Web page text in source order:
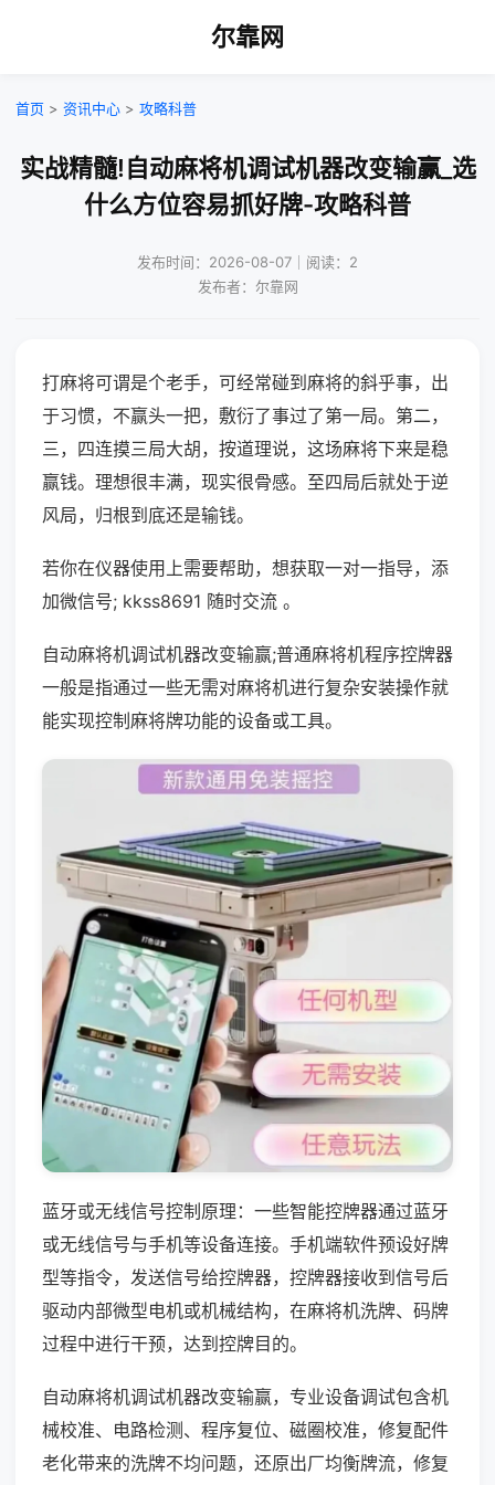
尔靠网
首页 > 资讯中心 > 攻略科普
实战精髓!自动麻将机调试机器改变输赢_选
什么方位容易抓好牌-攻略科普
发布时间：2026-08-07｜阅读：2
发布者：尔靠网
打麻将可谓是个老手，可经常碰到麻将的斜乎事，出
于习惯，不赢头一把，敷衍了事过了第一局。第二，
三，四连摸三局大胡，按道理说，这场麻将下来是稳
赢钱。理想很丰满，现实很骨感。至四局后就处于逆
风局，归根到底还是输钱。
若你在仪器使用上需要帮助，想获取一对一指导，添
加微信号; kkss8691 随时交流 。
自动麻将机调试机器改变输赢;普通麻将机程序控牌器
一般是指通过一些无需对麻将机进行复杂安装操作就
能实现控制麻将牌功能的设备或工具。
蓝牙或无线信号控制原理：一些智能控牌器通过蓝牙
或无线信号与手机等设备连接。手机端软件预设好牌
型等指令，发送信号给控牌器，控牌器接收到信号后
驱动内部微型电机或机械结构，在麻将机洗牌、码牌
过程中进行干预，达到控牌目的。
自动麻将机调试机器改变输赢，专业设备调试包含机
械校准、电路检测、程序复位、磁圈校准，修复配件
老化带来的洗牌不均问题，还原出厂均衡牌流，修复